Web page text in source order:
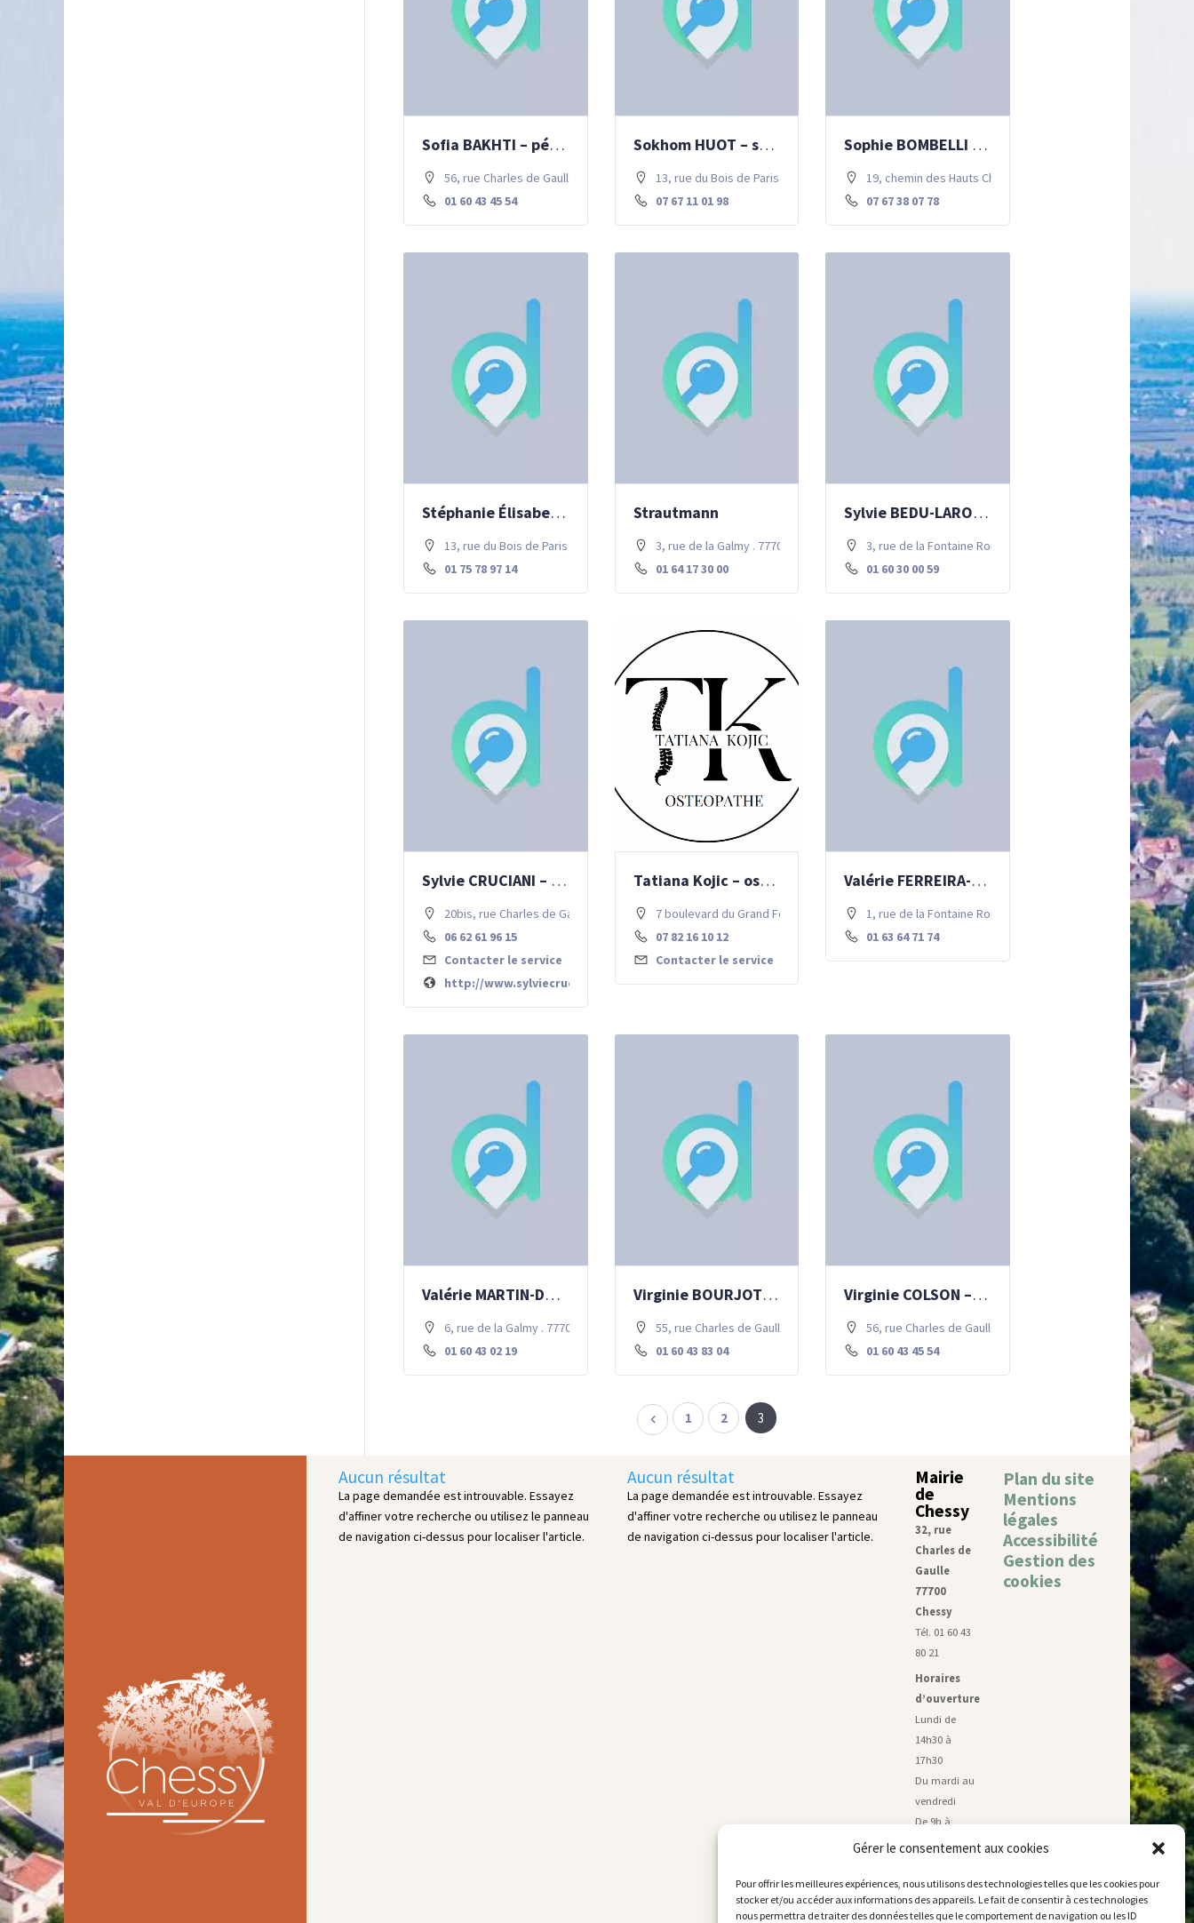
Gérer le consentement aux cookies
Pour offrir les meilleures expériences, nous utilisons des technologies telles que les cookies pour
stocker et/ou accéder aux informations des appareils. Le fait de consentir à ces technologies
nous permettra de traiter des données telles que le comportement de navigation ou les ID
Sofia BAKHTI – pédicurie, podologie
56, rue Charles de Gaulle . 77700 Chessy
01 60 43 45 54
Sokhom HUOT – soins infirmiers
13, rue du Bois de Paris . 77700 Chessy
07 67 11 01 98
Sophie BOMBELLI – Diététique
19, chemin des Hauts Champs . 77700 Chessy
07 67 38 07 78
Stéphanie Élisabeth HONDERMARCQ – Hypnothérapie
13, rue du Bois de Paris . 77700 Chessy
01 75 78 97 14
Strautmann
3, rue de la Galmy . 77700 Chessy
01 64 17 30 00
Sylvie BEDU-LAROCHE – Ostépathie
3, rue de la Fontaine Rouge . 77700 Chessy
01 60 30 00 59
Sylvie CRUCIANI – Naturopathie
20bis, rue Charles de Gaulle . 77700 Chessy
06 62 61 96 15
Contacter le service
http://www.sylviecrucianinaturopathe.com
Tatiana Kojic – ostéopathe
7 boulevard du Grand Fossé
07 82 16 10 12
Contacter le service
Valérie FERREIRA-APLISSER – Angiologie, médecine vasculaire
1, rue de la Fontaine Rouge . 77700 Chessy
01 63 64 71 74
Valérie MARTIN-DUTARTRE – Psychanalyse
6, rue de la Galmy . 77700 Chessy
01 60 43 02 19
Virginie BOURJOT – médecine général
55, rue Charles de Gaulle . 77700 Chessy
01 60 43 83 04
Virginie COLSON – pédicurie, podologie
56, rue Charles de Gaulle . 77700 Chessy
01 60 43 45 54
1 2 3
Aucun résultat
La page demandée est introuvable. Essayez
d'affiner votre recherche ou utilisez le panneau
de navigation ci-dessus pour localiser l'article.
Aucun résultat
La page demandée est introuvable. Essayez
d'affiner votre recherche ou utilisez le panneau
de navigation ci-dessus pour localiser l'article.
Mairie
de
Chessy
32, rue
Charles de
Gaulle
77700
Chessy
Tél. 01 60 43
80 21
Horaires
d’ouverture
Lundi de
14h30 à
17h30
Du mardi au
vendredi
De 9h à
11h45 et de
17h30
Samedi de 9h
Plan du site
Mentions
légales
Accessibilité
Gestion des
cookies